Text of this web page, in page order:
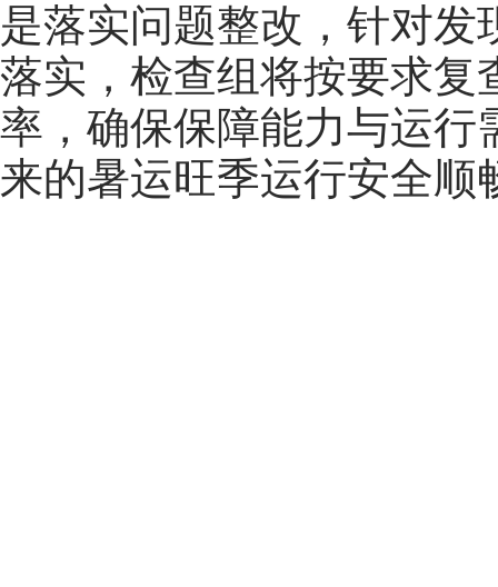
是落实问题整改，针对
落实，检查组将按要求复
率，确保保障能力与运行
来的暑运旺季运行安全顺